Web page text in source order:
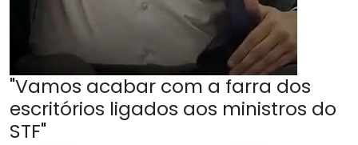
"Vamos acabar com a farra dos
escritórios ligados aos ministros do
STF"